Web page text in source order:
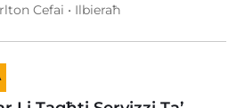
Cefai • Ilbieraħ